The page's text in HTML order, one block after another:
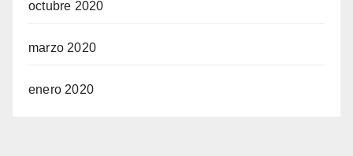
octubre 2020
marzo 2020
enero 2020